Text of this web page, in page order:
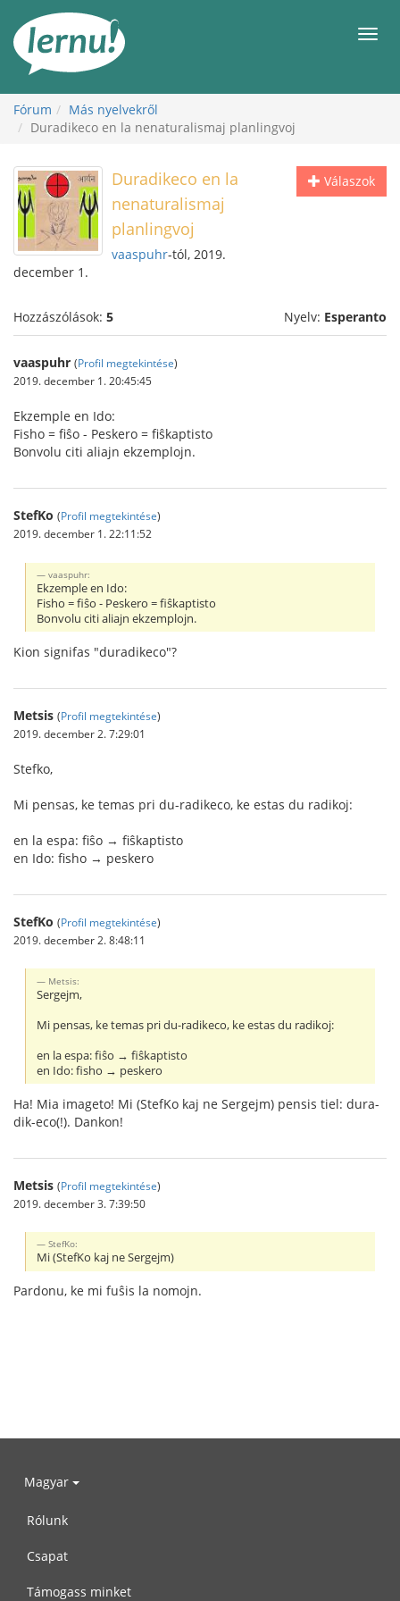
Fórum
Más nyelvekről
Duradikeco en la nenaturalismaj planlingvoj
Válaszok
Duradikeco en la
nenaturalismaj
planlingvoj
vaaspuhr-tól, 2019.
december 1.
Hozzászólások: 5 Nyelv: Esperanto
vaaspuhr (Profil megtekintése)
2019. december 1. 20:45:45
Ekzemple en Ido:
Fisho = fiŝo - Peskero = fiŝkaptisto
Bonvolu citi aliajn ekzemplojn.
StefKo (Profil megtekintése)
2019. december 1. 22:11:52
vaaspuhr:
Ekzemple en Ido:
Fisho = fiŝo - Peskero = fiŝkaptisto
Bonvolu citi aliajn ekzemplojn.
Kion signifas "duradikeco"?
Metsis (Profil megtekintése)
2019. december 2. 7:29:01
Stefko,
Mi pensas, ke temas pri du-radikeco, ke estas du radikoj:
en la espa: fiŝo → fiŝkaptisto
en Ido: fisho → peskero
StefKo (Profil megtekintése)
2019. december 2. 8:48:11
Metsis:
Sergejm,
Mi pensas, ke temas pri du-radikeco, ke estas du radikoj:
en la espa: fiŝo → fiŝkaptisto
en Ido: fisho → peskero
Ha! Mia imageto! Mi (StefKo kaj ne Sergejm) pensis tiel: dura-
dik-eco(!). Dankon!
Metsis (Profil megtekintése)
2019. december 3. 7:39:50
StefKo:
Mi (StefKo kaj ne Sergejm)
Pardonu, ke mi fuŝis la nomojn.
Magyar
Rólunk
Csapat
Támogass minket